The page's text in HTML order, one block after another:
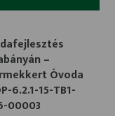
–
Óvoda
6.2.1-15-TB1-
00003